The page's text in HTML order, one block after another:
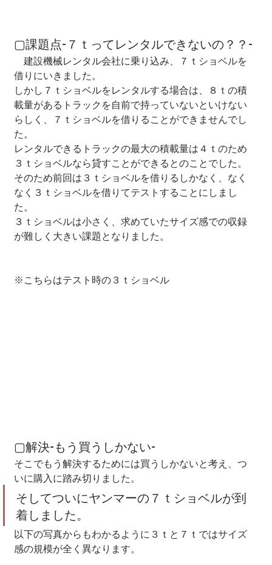
▢課題点-７ｔってレンタルできないの？？-
建設機械レンタル会社に乗り込み、７ｔショベルを
借りにいきました。
しかし７ｔショベルをレンタルする場合は、８ｔの積
載量があるトラックを自前で持っていないといけない
らしく、７ｔショベルを借りることができませんでし
た。
レンタルできるトラックの最大の積載量は４ｔのため
３ｔショベルなら貸すことができるとのことでした。
そのため前回は３ｔショベルを借りるしかなく、なく
なく３ｔショベルを借りてテストすることにしまし
た。
３ｔショベルは小さく、求めていたサイズ感での収録
が難しく大きい課題となりました。
※こちらはテスト時の３ｔショベル
▢解決-もう買うしかない-
そこでもう解決するためには買うしかないと考え、つ
いに購入に踏み切りました。
そしてついにヤンマーの７ｔショベルが到
着しました。
以下の写真からもわかるように３ｔと７ｔではサイズ
感の規模が全く異なります。